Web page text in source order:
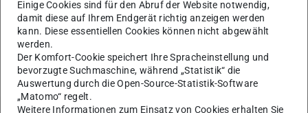
TSM-KNOTEN BEANTRAGEN
Einige Cookies sind für den Abruf der Website notwendig,
damit diese auf Ihrem Endgerät richtig anzeigen werden
kann. Diese essentiellen Cookies können nicht abgewählt
werden.
Der Komfort-Cookie speichert Ihre Spracheinstellung und
bevorzugte Suchmaschine, während „Statistik“ die
Auswertung durch die Open-Source-Statistik-Software
„Matomo“ regelt.
Weitere Informationen zum Einsatz von Cookies erhalten Sie